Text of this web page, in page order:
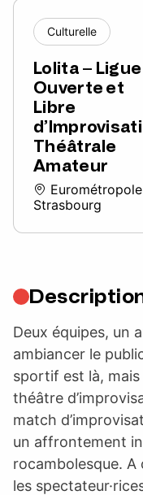
Culturelle
Lolita – Ligue
Ouverte et
Libre
Théâtrale
Amateur
Strasbourg
Deux équipes, un
ambiancer le
sportif est là, mais
théâtre
match
un affrontement
rocambolesque.
les